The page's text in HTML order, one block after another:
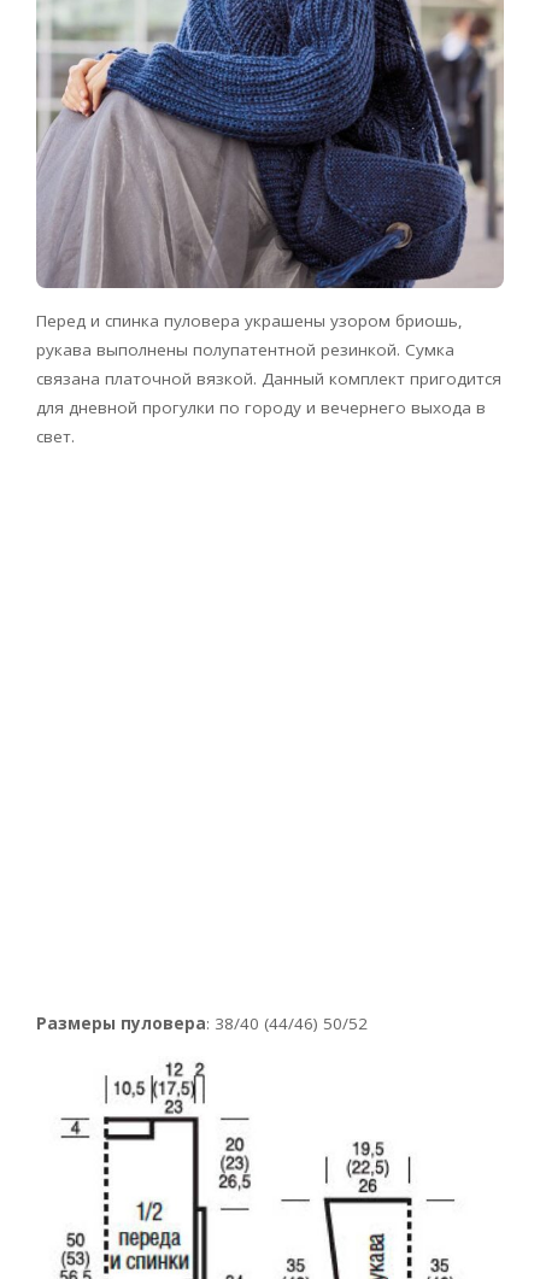
Перед и спинка пуловера украшены узором бриошь,
рукава выполнены полупатентной резинкой. Сумка
связана платочной вязкой. Данный комплект пригодится
для дневной прогулки по городу и вечернего выхода в
свет.
Размеры пуловера: 38/40 (44/46) 50/52